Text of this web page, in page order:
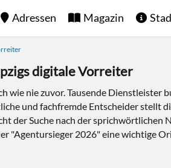
Adressen Magazin
digitale Vorreiter
nie zuvor. Tausende Dienstleister
und fachfremde Entscheider stellt
der Suche nach der sprichwörtlichen
"Agentursieger 2026" eine wichtige